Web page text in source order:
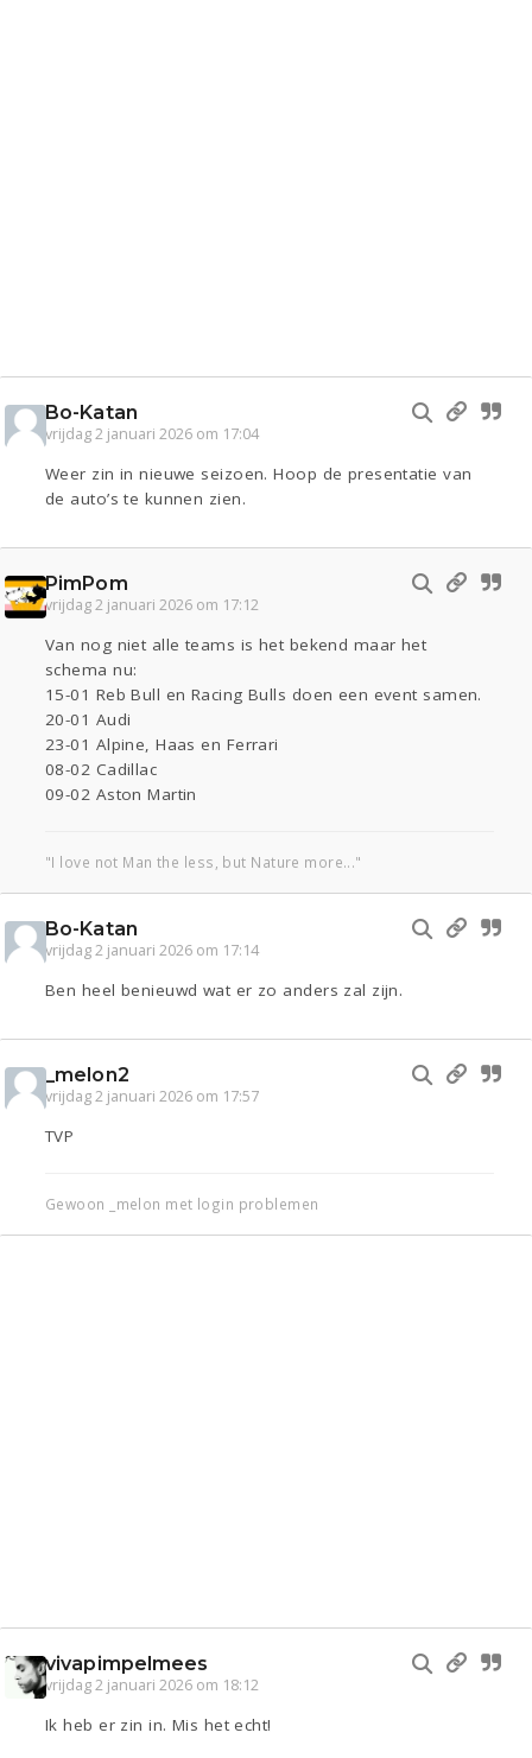
Bo-Katan
vrijdag 2 januari 2026 om 17:04
Weer zin in nieuwe seizoen. Hoop de presentatie van
de auto’s te kunnen zien.
PimPom
vrijdag 2 januari 2026 om 17:12
Van nog niet alle teams is het bekend maar het
schema nu:
15-01 Reb Bull en Racing Bulls doen een event samen.
20-01 Audi
23-01 Alpine, Haas en Ferrari
08-02 Cadillac
09-02 Aston Martin
"I love not Man the less, but Nature more..."
Bo-Katan
vrijdag 2 januari 2026 om 17:14
Ben heel benieuwd wat er zo anders zal zijn.
_melon2
vrijdag 2 januari 2026 om 17:57
TVP
Gewoon _melon met login problemen
vivapimpelmees
vrijdag 2 januari 2026 om 18:12
Ik heb er zin in. Mis het echt!